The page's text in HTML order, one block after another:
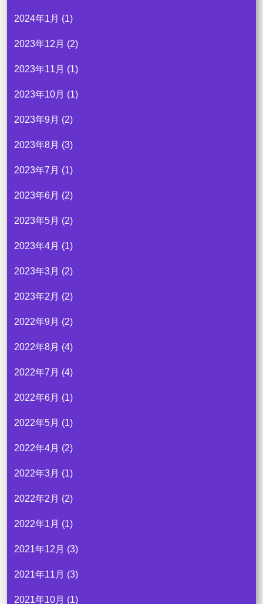
2024年1月 (1)
2023年12月 (2)
2023年11月 (1)
2023年10月 (1)
2023年9月 (2)
2023年8月 (3)
2023年7月 (1)
2023年6月 (2)
2023年5月 (2)
2023年4月 (1)
2023年3月 (2)
2023年2月 (2)
2022年9月 (2)
2022年8月 (4)
2022年7月 (4)
2022年6月 (1)
2022年5月 (1)
2022年4月 (2)
2022年3月 (1)
2022年2月 (2)
2022年1月 (1)
2021年12月 (3)
2021年11月 (3)
2021年10月 (1)